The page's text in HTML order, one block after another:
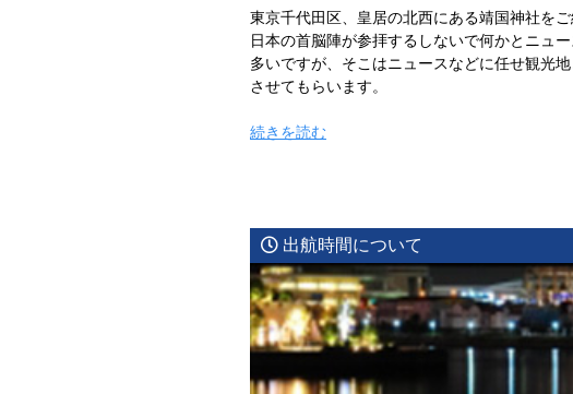
東京千代田区、皇居の北西にある靖国神社をご
日本の首脳陣が参拝するしないで何かとニュ
多いですが、そこはニュースなどに任せ観光
させてもらいます。
“屋
前
の
東
京
観
v
続きを読む
出航時間について